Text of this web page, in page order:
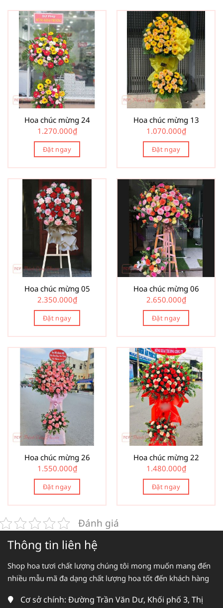
Hoa chúc mừng 24
1.270.000₫
Đặt ngay
Hoa chúc mừng 13
1.070.000₫
Đặt ngay
Hoa chúc mừng 05
2.350.000₫
Đặt ngay
Hoa chúc mừng 06
2.650.000₫
Đặt ngay
Hoa chúc mừng 26
1.550.000₫
Đặt ngay
Hoa chúc mừng 22
1.480.000₫
Đặt ngay
Đánh giá
Thông tin liên hệ
Shop hoa tươi chất lượng chúng tôi mong muốn mang đến
nhiều mẫu mã đa dạng chất lượng hoa tốt đến khách hàng
Cơ sở chính: Đường Trần Văn Dư, Khối phố 3, Thị